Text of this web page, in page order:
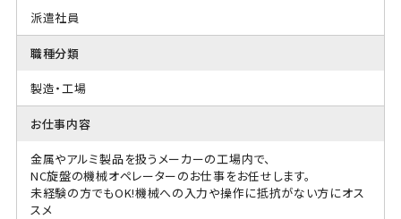
派遣社員
職種分類
製造・工場
お仕事内容
金属やアルミ製品を扱うメーカーの工場内で、
NC旋盤の機械オペレーターのお仕事をお任せします。
未経験の方でもOK!機械への入力や操作に抵抗がない方にオス
スメ